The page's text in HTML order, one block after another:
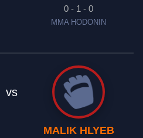
0 - 1 - 0
MMA HODONIN
vs
MALIK HLYEB